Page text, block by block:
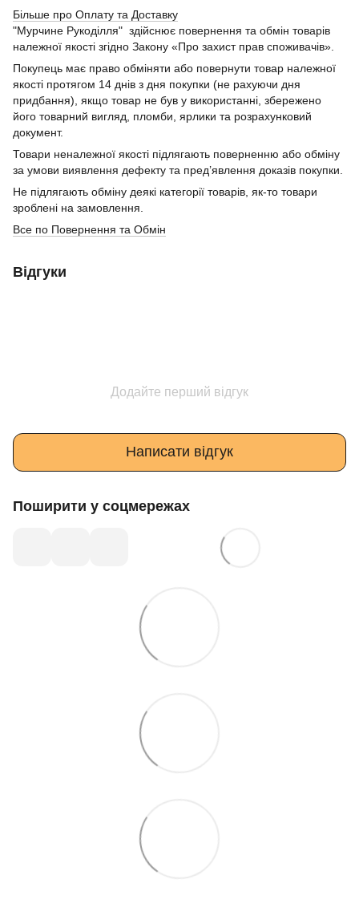
Більше про Оплату та Доставку
"Мурчине Рукоділля" здійснює повернення та обмін товарів
належної якості згідно Закону «Про захист прав споживачів».
Покупець має право обміняти або повернути товар належної
якості протягом 14 днів з дня покупки (не рахуючи дня
придбання), якщо товар не був у використанні, збережено
його товарний вигляд, пломби, ярлики та розрахунковий
документ.
Товари неналежної якості підлягають поверненню або обміну
за умови виявлення дефекту та пред’явлення доказів покупки.
Не підлягають обміну деякі категорії товарів, як-то товари
зроблені на замовлення.
Все по Повернення та Обмін
Відгуки
Додайте перший відгук
Написати відгук
Поширити у соцмережах